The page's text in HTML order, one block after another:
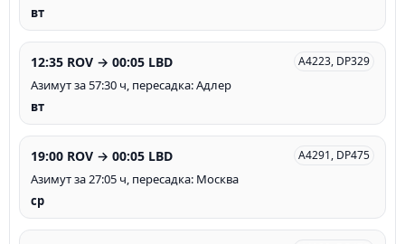
вт
12:35 ROV → 00:05 LBD A4223, DP329
Азимут за 57:30 ч, пересадка: Адлер
вт
19:00 ROV → 00:05 LBD A4291, DP475
Азимут за 27:05 ч, пересадка: Москва
ср